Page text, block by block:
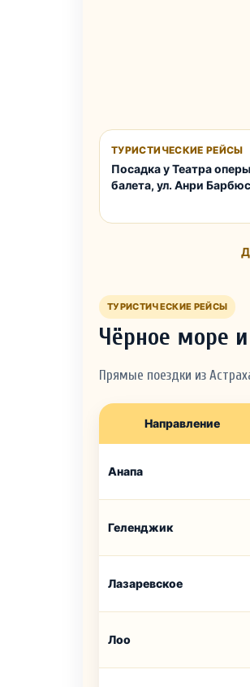
ТУРИСТИЧЕСКИЕ РЕЙСЫ
Посадка у Театра
балета, ул. Анри
ТУРИСТИЧЕСКИЕ РЕЙСЫ
Чёрное море
Прямые поездки из
Направление
Анапа
Геленджик
Лазаревское
Лоо